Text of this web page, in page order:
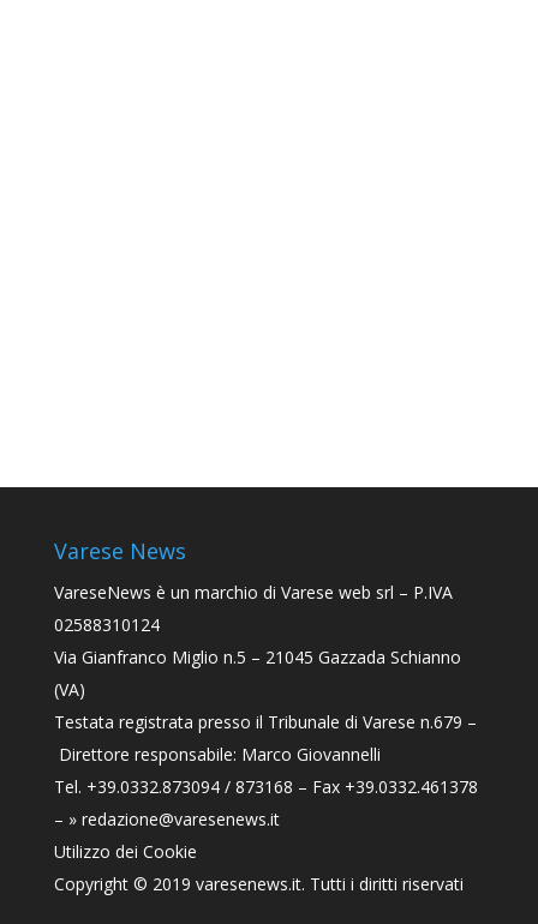
Varese News
VareseNews è un marchio di Varese web srl – P.IVA
02588310124
Via Gianfranco Miglio n.5 – 21045 Gazzada Schianno
(VA)
Testata registrata presso il Tribunale di Varese n.679 –
Direttore responsabile: Marco Giovannelli
Tel. +39.0332.873094 / 873168 – Fax +39.0332.461378
– » redazione@varesenews.it
Utilizzo dei Cookie
Copyright © 2019 varesenews.it. Tutti i diritti riservati